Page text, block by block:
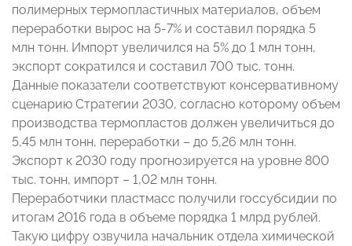
полимерных термопластичных материалов, объем
переработки вырос на 5-7% и составил порядка 5
млн тонн. Импорт увеличился на 5% до 1 млн тонн,
экспорт сократился и составил 700 тыс. тонн.
Данные показатели соответствуют консервативному
сценарию Стратегии 2030, согласно которому объем
производства термопластов должен увеличиться до
5,45 млн тонн, переработки – до 5,26 млн тонн.
Экспорт к 2030 году прогнозируется на уровне 800
тыс. тонн, импорт – 1,02 млн тонн.
Переработчики пластмасс получили госсубсидии по
итогам 2016 года в объеме порядка 1 млрд рублей.
Такую цифру озвучила начальник отдела химической